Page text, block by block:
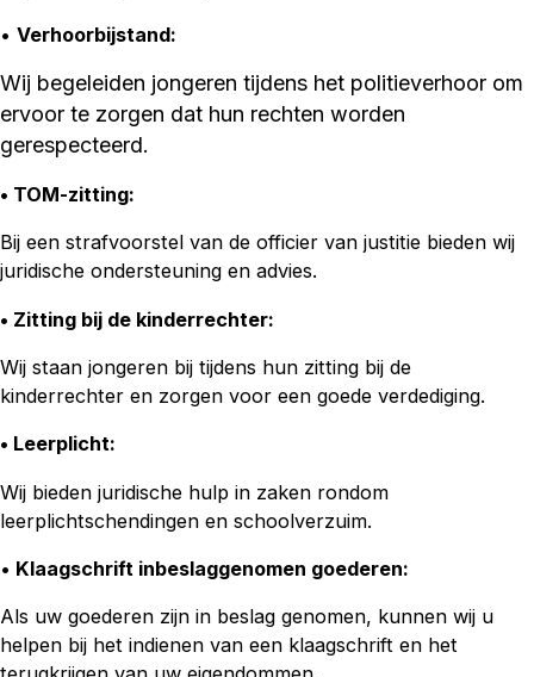
• Verhoorbijstand:
Wij begeleiden jongeren tijdens het politieverhoor om
ervoor te zorgen dat hun rechten worden
gerespecteerd.
• TOM-zitting:
Bij een strafvoorstel van de officier van justitie bieden wij
juridische ondersteuning en advies.
• Zitting bij de kinderrechter:
Wij staan jongeren bij tijdens hun zitting bij de
kinderrechter en zorgen voor een goede verdediging.
• Leerplicht:
Wij bieden juridische hulp in zaken rondom
leerplichtschendingen en schoolverzuim.
• Klaagschrift inbeslaggenomen goederen:
Als uw goederen zijn in beslag genomen, kunnen wij u
helpen bij het indienen van een klaagschrift en het